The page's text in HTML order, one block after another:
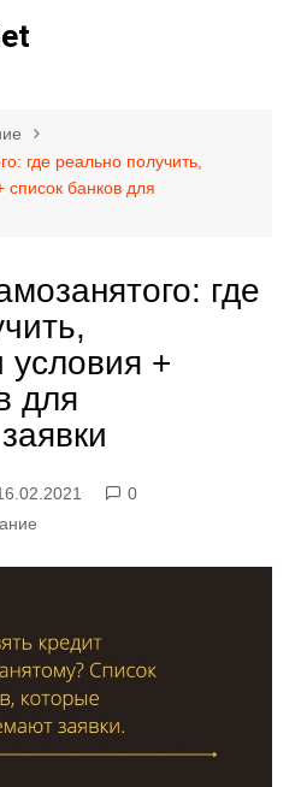
где реально получить,
список банков для
где
условия +
для
0